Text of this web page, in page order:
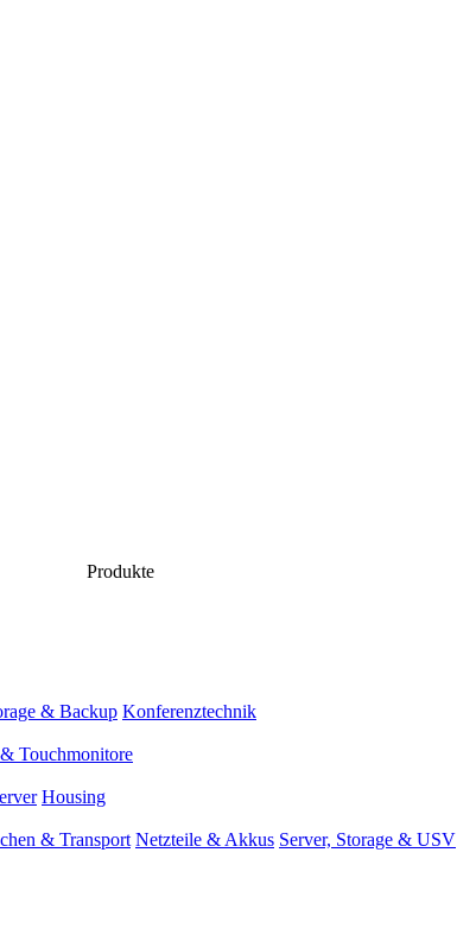
Produkte
& Backup Konferenztechnik
Touchmonitore
Housing
& Transport Netzteile & Akkus Server, Storage & USV